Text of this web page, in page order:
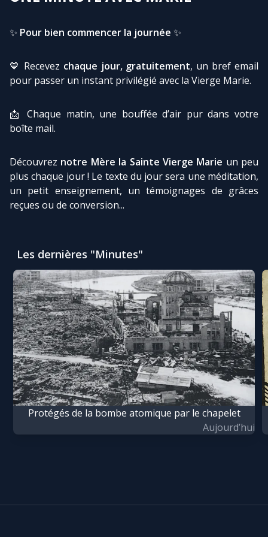
Marie qui défait les nœuds
Me consacrer à Jésus par Marie
Une Minute avec Marie
Une neuvaine
À la une
Chapelet pour le monde
Contact
Faire un don
Marie de Nazareth
✨ Pour bien commencer la journée ✨
💙 Recevez chaque jour, gratuitement, un bref email
pour passer un instant privilégié avec la Vierge Marie.
📩 Chaque matin, une bouffée d’air pur dans votre
boîte mail.
Découvrez notre Mère la Sainte Vierge Marie un peu
plus chaque jour ! Le texte du jour sera une méditation,
un petit enseignement, un témoignages de grâces
reçues ou de conversion...
Les dernières "Minutes"
Protégés de la bombe atomique par le chapelet
Aujourd’hui